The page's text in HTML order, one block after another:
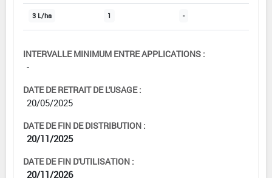
3 L/ha 1 -
INTERVALLE MINIMUM ENTRE APPLICATIONS :
-
DATE DE RETRAIT DE L'USAGE :
20/05/2025
DATE DE FIN DE DISTRIBUTION :
20/11/2025
DATE DE FIN D'UTILISATION :
20/11/2026